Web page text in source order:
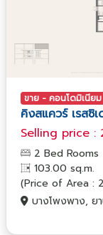
ขาย - คอนโดมิเนียม
คิงสแควร์ เรสซิ
Selling price :
2 Bed Rooms
103.00 sq.m.
(Price of Area :
บางโพงพาง, ย